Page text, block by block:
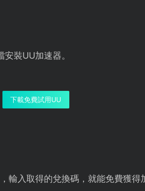
裝UU加速器。
下載免費試用UU
輸入取得的兌換碼，就能免費獲得